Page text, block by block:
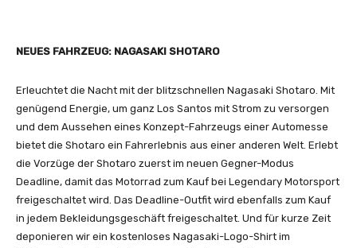
NEUES FAHRZEUG: NAGASAKI SHOTARO
Erleuchtet die Nacht mit der blitzschnellen Nagasaki Shotaro. Mit
genügend Energie, um ganz Los Santos mit Strom zu versorgen
und dem Aussehen eines Konzept-Fahrzeugs einer Automesse
bietet die Shotaro ein Fahrerlebnis aus einer anderen Welt. Erlebt
die Vorzüge der Shotaro zuerst im neuen Gegner-Modus
Deadline, damit das Motorrad zum Kauf bei Legendary Motorsport
freigeschaltet wird. Das Deadline-Outfit wird ebenfalls zum Kauf
in jedem Bekleidungsgeschäft freigeschaltet. Und für kurze Zeit
deponieren wir ein kostenloses Nagasaki-Logo-Shirt im